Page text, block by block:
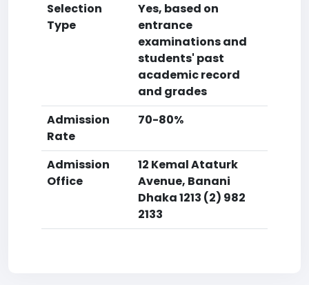
Selection
Type
Yes, based on
entrance
examinations and
students' past
academic record
and grades
Admission
Rate
70-80%
Admission
Office
12 Kemal Ataturk
Avenue, Banani
Dhaka 1213 (2) 982
2133